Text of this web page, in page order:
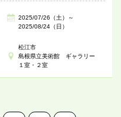
2025/07/26（土）～
2025/08/24（日）
松江市
島根県立美術館 ギャラリー
１室・２室